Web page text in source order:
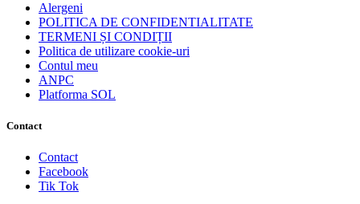
Alergeni
POLITICA DE CONFIDENTIALITATE
TERMENI ȘI CONDIȚII
Politica de utilizare cookie-uri
Contul meu
ANPC
Platforma SOL
Contact
Contact
Facebook
Tik Tok